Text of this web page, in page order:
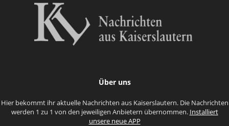
Über uns
Hier bekommt ihr aktuelle Nachrichten aus Kaiserslautern. Die Nachrichten
werden 1 zu 1 von den jeweiligen Anbietern übernommen. Installiert
unsere neue APP